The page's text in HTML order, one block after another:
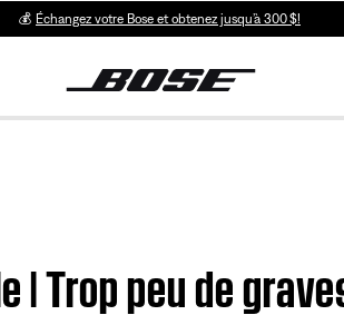
💰 Échangez votre Bose et obtenez jusqu’à 300 $!
| Trop peu de